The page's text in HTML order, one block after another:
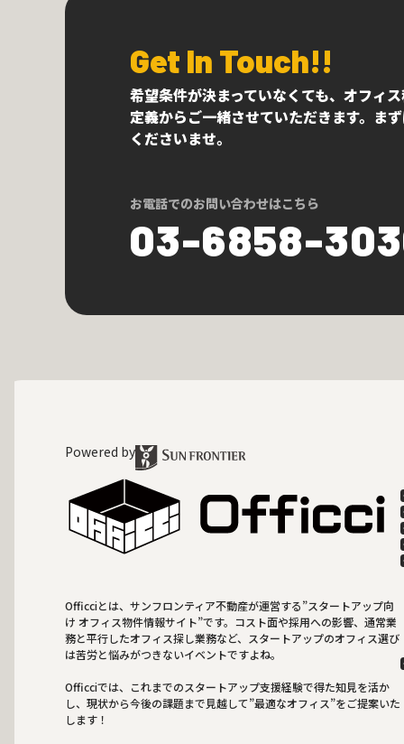
Get In Touch!!
希望条件が決まっていなくても、オフィ
定義からご一緒させていただきます。ま
くださいませ。
お電話でのお問い合わせはこちら
03-6858-
Powered by
Officciとは、サンフロンティア不動産が運営する”スタートアップ向
け オフィス物件情報サイト”です。コスト面や採用への影響、通常業
務と平行したオフィス探し業務など、スタートアップのオフィス選び
は苦労と悩みがつきないイベントですよね。
Officciでは、これまでのスタートアップ支援経験で得た知見を活か
し、現状から今後の課題まで見越して”最適なオフィス”をご提案いた
します！